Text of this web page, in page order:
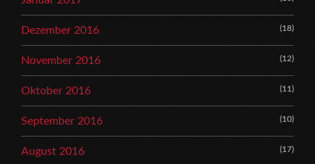
Dezember 2016 (18)
November 2016 (12)
Oktober 2016 (11)
September 2016 (10)
August 2016 (17)